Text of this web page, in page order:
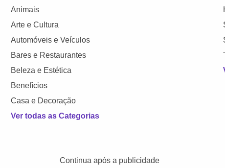
Animais
Arte e Cultura
Automóveis e Veículos
Bares e Restaurantes
Beleza e Estética
Benefícios
Casa e Decoração
Ver todas as Categorias
Continua após a publicidade